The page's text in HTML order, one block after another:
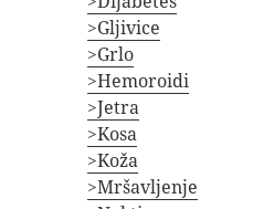
>Gljivice
>Grlo
>Hemoroidi
>Jetra
>Kosa
>Koža
>Mršavljenje